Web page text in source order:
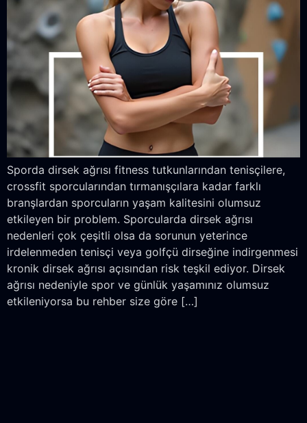
Sporda dirsek ağrısı fitness tutkunlarından tenisçilere,
crossfit sporcularından tırmanışçılara kadar farklı
branşlardan sporcuların yaşam kalitesini olumsuz
etkileyen bir problem. Sporcularda dirsek ağrısı
nedenleri çok çeşitli olsa da sorunun yeterince
irdelenmeden tenisçi veya golfçü dirseğine indirgenmesi
kronik dirsek ağrısı açısından risk teşkil ediyor. Dirsek
ağrısı nedeniyle spor ve günlük yaşamınız olumsuz
etkileniyorsa bu rehber size göre […]